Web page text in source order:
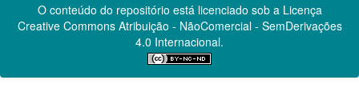
O conteúdo do repositório está licenciado sob a Licença
Creative CommonsAtribuição - NãoComercial - SemDerivações
4.0 Internacional.